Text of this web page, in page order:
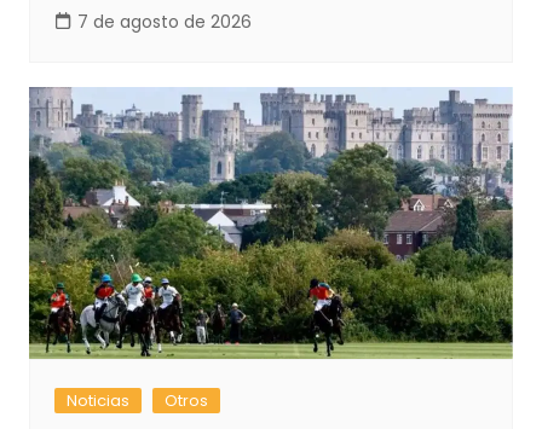
7 de agosto de 2026
Noticias Otros